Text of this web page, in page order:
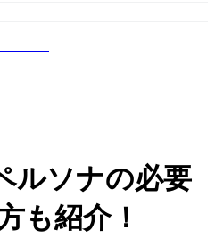
ルソナの必要
も紹介！